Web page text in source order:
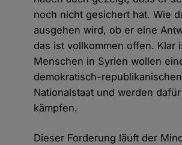
noch nicht gesichert hat. Wie
ausgehen wird, ob er eine
das ist vollkommen offen. Klar
Menschen in Syrien wollen
demokratisch-republikanischen
Nationalstaat und werden
kämpfen.
Dieser Forderung läuft der